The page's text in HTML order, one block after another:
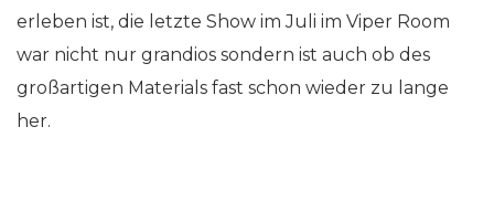
erleben ist, die letzte Show im Juli im Viper Room
war nicht nur grandios sondern ist auch ob des
großartigen Materials fast schon wieder zu lange
her.